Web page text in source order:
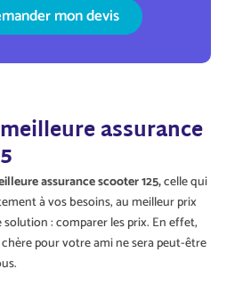
mon devis
assurance
assurance scooter 125,celle qui
à vos besoins, au meilleur prix
: comparer les prix. En effet,
chère pour votre ami ne sera peut-être